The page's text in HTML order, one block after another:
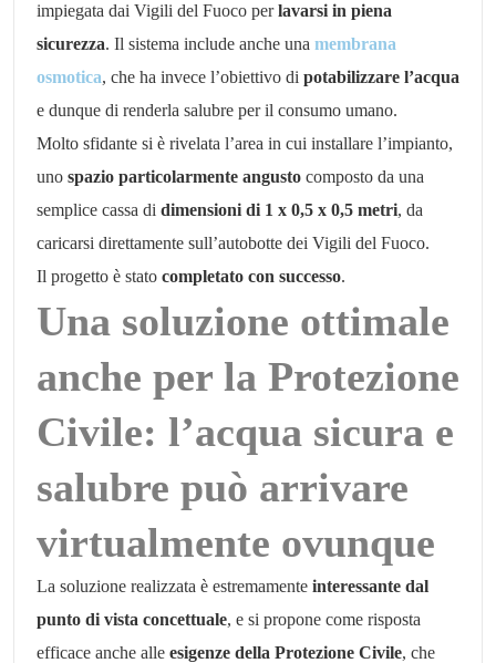
impiegata dai Vigili del Fuoco perlavarsi in piena
sicurezza. Il sistema include anche una membrana
osmotica, che ha invece l’obiettivo di potabilizzare l’acqua
e dunque di renderla salubre per il consumo umano.
Molto sfidante si è rivelata l’area in cui installare l’impianto,
uno spazio particolarmente angusto composto da una
semplice cassa di dimensioni di 1 x 0,5 x 0,5 metri, da
caricarsi direttamente sull’autobotte dei Vigili del Fuoco.
Il progetto è stato completato con successo.
Una soluzione ottimale
anche per la Protezione
Civile: l’acqua sicura e
salubre può arrivare
virtualmente ovunque
La soluzione realizzata è estremamente interessante dal
punto di vista concettuale, e si propone come risposta
efficace anche alle esigenze della Protezione Civile, che